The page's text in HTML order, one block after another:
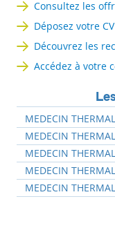
Consultez les
Déposez votre CV
Découvrez les
Accédez à votre
MEDECIN THERMAL
MEDECIN THERMAL
MEDECIN THERMAL
MEDECIN THERMAL
MEDECIN THERMAL